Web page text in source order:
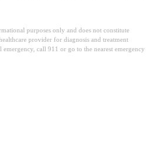
purposes only and does not constitute
provider for diagnosis and treatment
call 911 or go to the nearest emergency